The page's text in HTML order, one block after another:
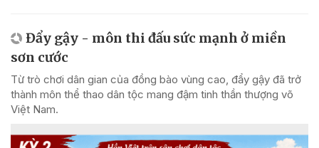
Đẩy gậy - môn thi đấu sức mạnh ở miền
sơn cước
Từ trò chơi dân gian của đồng bào vùng cao, đẩy gậy đã trở
thành môn thể thao dân tộc mang đậm tinh thần thượng võ
Việt Nam.